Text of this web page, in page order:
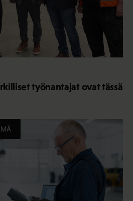
työnantajat ovat tässä